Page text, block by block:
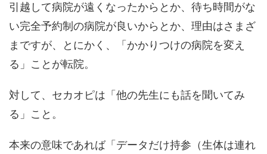
引越して病院が遠くなったからとか、待ち時間がな
い完全予約制の病院が良いからとか、理由はさまざ
まですが、とにかく、「かかりつけの病院を変え
る」ことが転院。
対して、セカオピは「他の先生にも話を聞いてみ
る」こと。
本来の意味であれば「データだけ持参（生体は連れ